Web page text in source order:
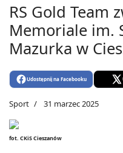
RS Gold Team
Memoriale im.
Mazurka w
Udostępnij na Facebooku
Sport 31 marzec 2025
fot. CKiS Cieszanów